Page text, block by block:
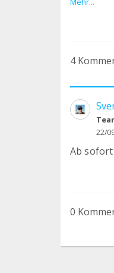
4
22/
Ab sofort
0